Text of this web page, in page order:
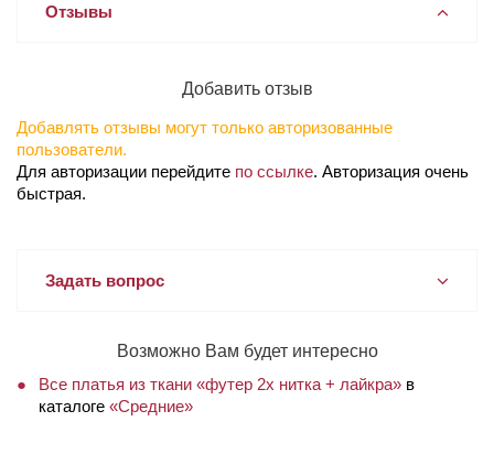
Отзывы
Добавить отзыв
Добавлять отзывы могут только авторизованные
пользователи.
Для авторизации перейдите по ссылке. Авторизация очень
быстрая.
Задать вопрос
Возможно Вам будет интересно
Все платья из ткани «футер 2х нитка + лайкра» в
каталоге «Средние»